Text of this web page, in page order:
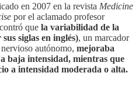
en 2007 en la revista Medicine
por el aclamado profesor
que la variabilidad de la
siglas en inglés), un marcador
autónomo, mejoraba
baja intensidad, mientras que
a intensidad moderada o alta.